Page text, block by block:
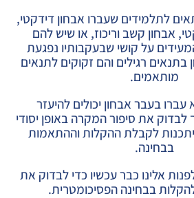
לתלמידים שעברו אבחון דידקטי,
אבחון קשב וריכוז, או שיש להם
על קושי שבעקבותיו נפגעת
רגילים והם זקוקים לתנאים
מותאמים.
בעבר אבחון יכולים להיעזר
את סיפור המקרה באופן יסודי
לקבלת ההקלות וההתאמות
בבחינה.
אלינו כבר עכשיו כדי לבדוק את
בבחינה הפסיכומטרית.